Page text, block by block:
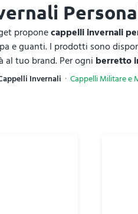
proponecappelli invernali
e guanti. I prodotti sono
al tuo brand. Per ogni berretto
Invernali Cappelli Militare e